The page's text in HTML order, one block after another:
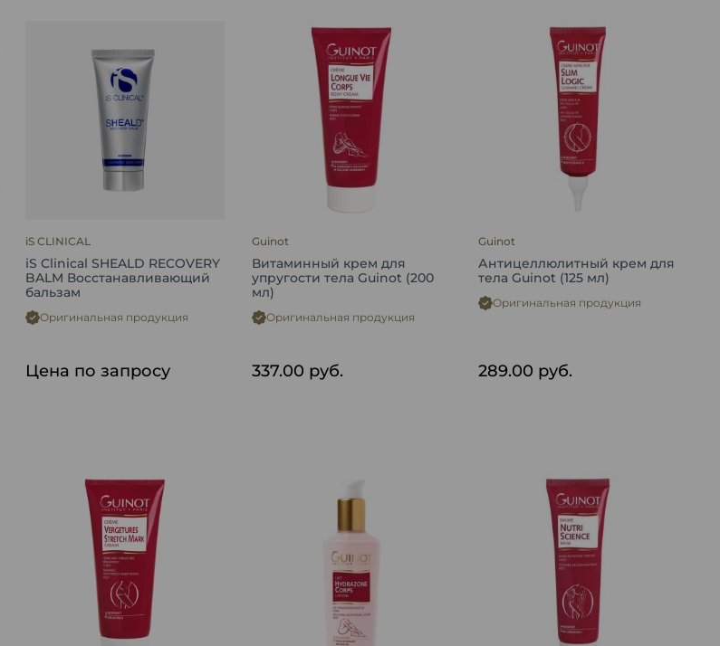
iS CLINICAL
iS Clinical SHEALD RECOVERY
BALM Восстанавливающий
бальзам
Оригинальная продукция
Цена по запросу
Guinot
Витаминный крем для
упругости тела Guinot (200
мл)
Оригинальная продукция
337.00 руб.
Guinot
Антицеллюлитный крем для
тела Guinot (125 мл)
Оригинальная продукция
289.00 руб.